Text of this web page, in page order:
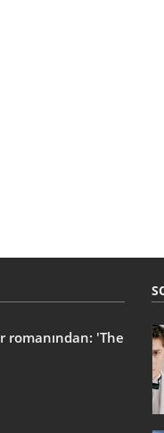
romanından: 'The